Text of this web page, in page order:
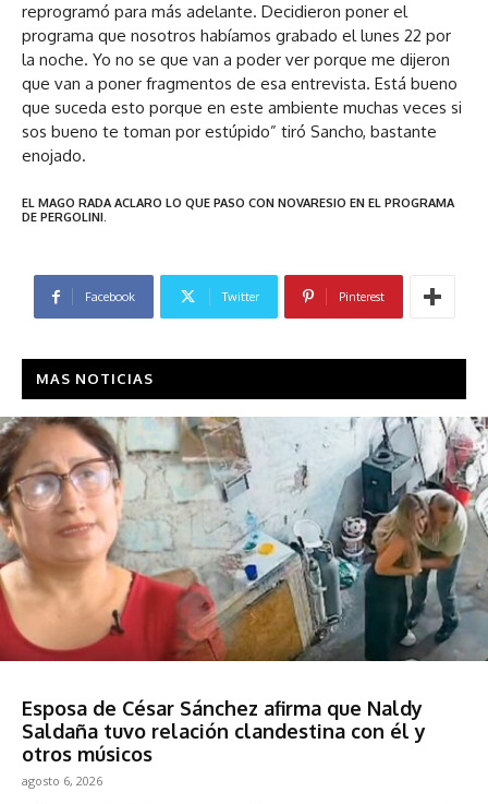
reprogramó para más adelante. Decidieron poner el
programa que nosotros habíamos grabado el lunes 22 por
la noche. Yo no se que van a poder ver porque me dijeron
que van a poner fragmentos de esa entrevista. Está bueno
que suceda esto porque en este ambiente muchas veces si
sos bueno te toman por estúpido” tiró Sancho, bastante
enojado.
EL MAGO RADA ACLARO LO QUE PASO CON NOVARESIO EN EL PROGRAMA
DE PERGOLINI.
Facebook Twitter Pinterest
MAS NOTICIAS
Esposa de César Sánchez afirma que Naldy
Saldaña tuvo relación clandestina con él y
otros músicos
agosto 6, 2026